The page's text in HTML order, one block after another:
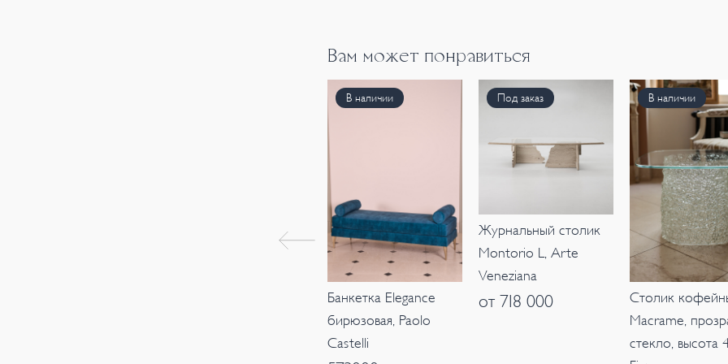
Вам может понравиться
В наличии
Банкетка Elegance
бирюзовая, Paolo
Castelli
Под заказ
Журнальный столик
Montorio L, Arte
Veneziana
от 718 000
В наличии
Столик
Macrame,
стекло, высота